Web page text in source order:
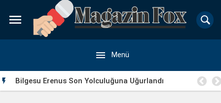

 Menü
 Bilgesu Erenus Son Yolculuğuna Uğurlandı